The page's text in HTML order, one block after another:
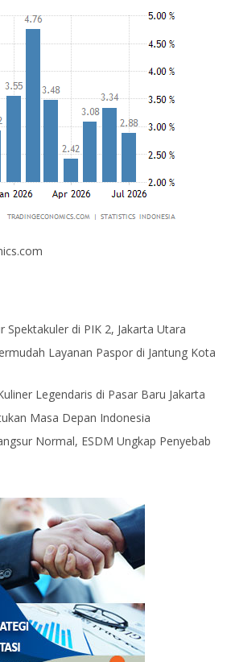
Spektakuler di PIK 2, Jakarta Utara
Layanan Paspor di Jantung Kota
Legendaris di Pasar Baru Jakarta
Masa Depan Indonesia
Normal, ESDM Ungkap Penyebab